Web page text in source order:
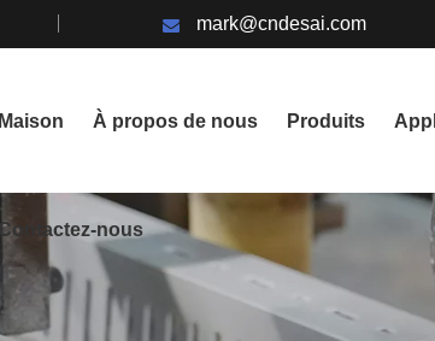
mark@cndesai.com
Maison À propos de nous Produits
Contactez-nous